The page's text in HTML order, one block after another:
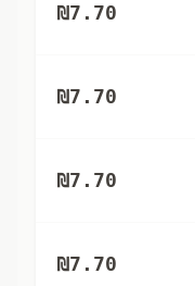
₪7.70
₪7.70
₪7.70
₪7.70